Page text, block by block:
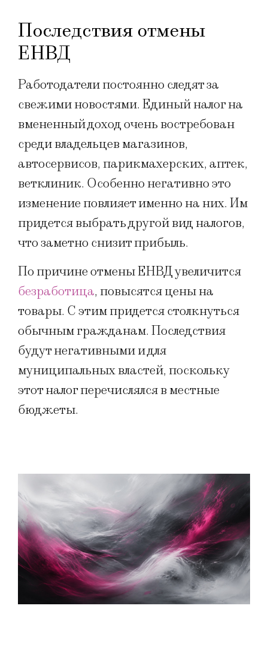
Последствия отмены
ЕНВД
Работодатели постоянно следят за
свежими новостями. Единый налог на
вмененный доход очень востребован
среди владельцев магазинов,
автосервисов, парикмахерских, аптек,
ветклиник. Особенно ​негативно это
изменение повлияет именно на них. Им
придется выбрать другой вид налогов,
что заметно снизит прибыль.
По причине отмены ЕНВД увеличится
безработица, повысятся цены на
товары. С этим придется столкнуться
обычным гражданам. Последствия
будут негативными и для
муниципальных властей, поскольку
этот налог перечислялся в местные
бюджеты.